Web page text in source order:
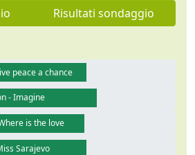
Risultati sondaggio
peace a chance
- Imagine
is the love
Sarajevo